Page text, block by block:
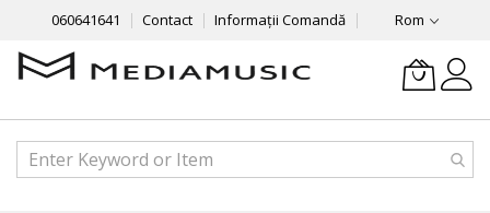
060641641 Contact Informații Comandă Rom